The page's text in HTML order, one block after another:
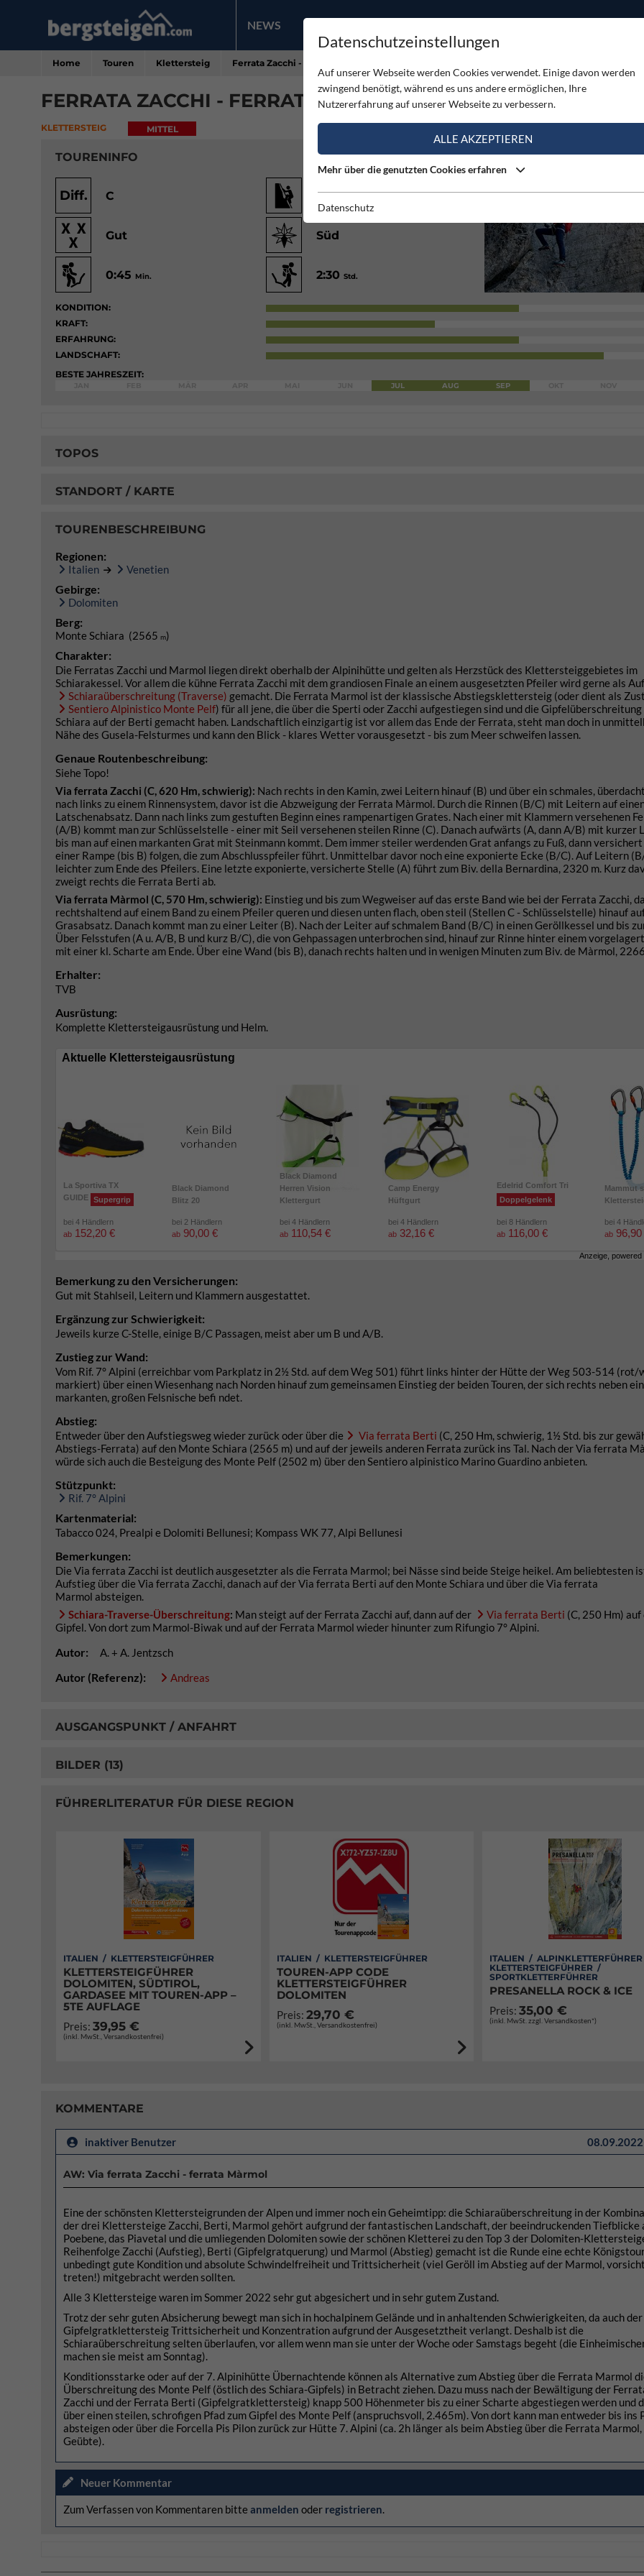
NEWS PRODUKTE
Home Touren Klettersteig Ferrata Zacchi - Ferrata Marmol - Schiara
FERRATA ZACCHI - FERRATA MARMOL - SCHIARA
KLETTERSTEIG MITTEL
TOURENINFO
Diff. C 620Hm/ 860Hm
2:00 Std. / 5:15
Gut Süd
0:45 Min. 2:30Std.
KONDITION:
KRAFT:
ERFAHRUNG:
LANDSCHAFT:
BESTE JAHRESZEIT:
JUL AUG SEP
TOPOS
STANDORT / KARTE
TOURENBESCHREIBUNG
Regionen:
Italien Venetien
Gebirge:
Dolomiten
Berg:
Monte Schiara (2565 m)
Charakter:
Die Ferratas Zacchi und Marmol liegen direkt oberhalb der Alpinihütte und gelten als Herzstück des Klettersteiggebietes im
Schiarakessel. Vor allem die kühne Ferrata Zacchi mit dem grandiosen Finale an einem ausgesetzten Pfeiler wird gerne als
Schiaraüberschreitung (Traverse) gemacht. Die Ferrata Marmol ist der klassische Abstiegsklettersteig (oder dient als
Sentiero Alpinistico Monte Pelf) für all jene, die über die Sperti oder Zacchi aufgestiegen sind und die
Schiara auf der Berti gemacht haben. Landschaftlich einzigartig ist vor allem das Ende der Ferrata, steht man doch in
Nähe des Gusela-Felsturmes und kann den Blick - klares Wetter vorausgesetzt - bis zum Meer schweifen lassen.
Genaue Routenbeschreibung:
Siehe Topo!
Via ferrata Zacchi (C, 620 Hm, schwierig): Nach rechts in den Kamin, zwei Leitern hinauf (B) und über ein schmales,
nach links zu einem Rinnensystem, davor ist die Abzweigung der Ferrata Màrmol. Durch die Rinnen (B/C) mit Leitern auf
Latschenabsatz. Dann nach links zum gestuften Beginn eines rampenartigen Grates. Nach einer mit Klammern versehenen
(A/B) kommt man zur Schlüsselstelle - einer mit Seil versehenen steilen Rinne (C). Danach aufwärts (A, dann A/B) mit kurzer
bis man auf einen markanten Grat mit Steinmann kommt. Dem immer steiler werdenden Grat anfangs zu Fuß, dann versichert
einer Rampe (bis B) folgen, die zum Abschlusspfeiler führt. Unmittelbar davor noch eine exponierte Ecke (B/C). Auf Leitern
leichter zum Ende des Pfeilers. Eine letzte exponierte, versicherte Stelle (A) führt zum Biv. della Bernardina, 2320 m. Kurz
zweigt rechts die Ferrata Berti ab.
Via ferrata Màrmol (C, 570 Hm, schwierig): Einstieg und bis zum Wegweiser auf das erste Band wie bei der Ferrata Zacchi,
rechtshaltend auf einem Band zu einem Pfeiler queren und diesen unten flach, oben steil (Stellen C - Schlüsselstelle) hinauf
Grasabsatz. Danach kommt man zu einer Leiter (B). Nach der Leiter auf schmalem Band (B/C) in einen Geröllkessel und bis
Über Felsstufen (A u. A/B, B und kurz B/C), die von Gehpassagen unterbrochen sind, hinauf zur Rinne hinter einem
mit einer kl. Scharte am Ende. Über eine Wand (bis B), danach rechts halten und in wenigen Minuten zum Biv. de Màrmol,
Erhalter:
TVB
Ausrüstung:
Komplette Klettersteigausrüstung und Helm.
Aktuelle Klettersteigausrüstung
La Sportiva TX
GUIDE Supergrip
bei 4 Händlern
ab 152,20 €
Black Diamond
Blitz 20
bei 2 Händlern
ab 90,00 €
Black Diamond
Herren Vision
Klettergurt
bei 4 Händlern
ab 110,54 €
Camp Energy
Hüftgurt
bei 4 Händlern
ab 32,16 €
Edelrid Comfort Tri
Doppelgelenk
bei 8 Händlern
ab 116,00 €
Mammut
bei 4
ab
Anzeige,
Bemerkung zu den Versicherungen:
Gut mit Stahlseil, Leitern und Klammern ausgestattet.
Ergänzung zur Schwierigkeit:
Jeweils kurze C-Stelle, einige B/C Passagen, meist aber um B und A/B.
Zustieg zur Wand:
Vom Rif. 7° Alpini (erreichbar vom Parkplatz in 2½ Std. auf dem Weg 501) führt links hinter der Hütte der Weg 503-514
markiert) über einen Wiesenhang nach Norden hinauf zum gemeinsamen Einstieg der beiden Touren, der sich rechts neben
markanten, großen Felsnische befi ndet.
Abstieg:
Entweder über den Aufstiegsweg wieder zurück oder über die Via ferrata Berti (C, 250 Hm, schwierig, 1½ Std. bis zur
Abstiegs-Ferrata) auf den Monte Schiara (2565 m) und auf der jeweils anderen Ferrata zurück ins Tal. Nach der Via ferrata
würde sich auch die Besteigung des Monte Pelf (2502 m) über den Sentiero alpinistico Marino Guardino anbieten.
Stützpunkt:
Rif. 7° Alpini
Kartenmaterial:
Tabacco 024, Prealpi e Dolomiti Bellunesi; Kompass WK 77, Alpi Bellunesi
Bemerkungen:
Die Via ferrata Zacchi ist deutlich ausgesetzter als die Ferrata Marmol; bei Nässe sind beide Steige heikel. Am beliebtesten
Aufstieg über die Via ferrata Zacchi, danach auf der Via ferrata Berti auf den Monte Schiara und über die Via ferrata
Marmol absteigen.
Schiara-Traverse-Überschreitung: Man steigt auf der Ferrata Zacchi auf, dann auf der Via ferrata Berti (C, 250 Hm) auf
Gipfel. Von dort zum Marmol-Biwak und auf der Ferrata Marmol wieder hinunter zum Rifungio 7° Alpini.
Autor: A. + A. Jentzsch
Autor (Referenz): Andreas
AUSGANGSPUNKT / ANFAHRT
BILDER (13)
FÜHRERLITERATUR FÜR DIESE REGION
ITALIEN / KLETTERSTEIGFÜHRER
KLETTERSTEIGFÜHRER
DOLOMITEN, SÜDTIROL,
GARDASEE MIT TOUREN-APP –
5TE AUFLAGE
Preis: 39,95 €
(inkl. MwSt., Versandkostenfrei)
ITALIEN / KLETTERSTEIGFÜHRER
TOUREN-APP CODE
KLETTERSTEIGFÜHRER
DOLOMITEN
Preis: 29,70 €
(inkl. MwSt., Versandkostenfrei)
ITALIEN /
KLETTERSTEIGFÜHRER /
SPORTKLETTERFÜHRER
PRESANELLA ROCK & ICE
Preis:35,00 €
(inkl. MwSt. zzgl. Versandkosten*)
KOMMENTARE
inaktiver Benutzer
AW: Via ferrata Zacchi - ferrata Màrmol
Eine der schönsten Klettersteigrunden der Alpen und immer noch ein Geheimtipp: die Schiaraüberschreitung in der
der drei Klettersteige Zacchi, Berti, Marmol gehört aufgrund der fantastischen Landschaft, der beeindruckenden Tiefblicke
Poebene, das Piavetal und die umliegenden Dolomiten sowie der schönen Kletterei zu den Top 3 der Dolomiten-
Reihenfolge Zacchi (Aufstieg), Berti (Gipfelgratquerung) und Marmol (Abstieg) gemacht ist die Runde eine echte
unbedingt gute Kondition und absolute Schwindelfreiheit und Trittsicherheit (viel Geröll im Abstieg auf der Marmol,
treten!) mitgebracht werden sollten.
Alle 3 Klettersteige waren im Sommer 2022 sehr gut abgesichert und in sehr gutem Zustand.
Trotz der sehr guten Absicherung bewegt man sich in hochalpinem Gelände und in anhaltenden Schwierigkeiten, da auch der
Gipfelgratklettersteig Trittsicherheit und Konzentration aufgrund der Ausgesetztheit verlangt. Deshalb ist die
Schiaraüberschreitung selten überlaufen, vor allem wenn man sie unter der Woche oder Samstags begeht (die
machen sie meist am Sonntag).
Konditionsstarke oder auf der 7. Alpinihütte Übernachtende können als Alternative zum Abstieg über die Ferrata Marmol
Überschreitung des Monte Pelf (östlich des Schiara-Gipfels) in Betracht ziehen. Dazu muss nach der Bewältigung der
Zacchi und der Ferrata Berti (Gipfelgratklettersteig) knapp 500 Höhenmeter bis zu einer Scharte abgestiegen werden und
über einen steilen, schrofigen Pfad zum Gipfel des Monte Pelf (anspruchsvoll, 2.465m). Von dort kann man entweder bis ins
absteigen oder über die Forcella Pis Pilon zurück zur Hütte 7. Alpini (ca. 2h länger als beim Abstieg über die Ferrata
Geübte).
Neuer Kommentar
Zum Verfassen von Kommentaren bitte anmelden oder registrieren.
Datenschutzeinstellungen
Auf unserer Webseite werden Cookies verwendet. Einige davon werden
zwingend benötigt, während es uns andere ermöglichen, Ihre
Nutzererfahrung auf unserer Webseite zu verbessern.
ALLE AKZEPTIEREN
Mehr über die genutzten Cookies erfahren
Datenschutz